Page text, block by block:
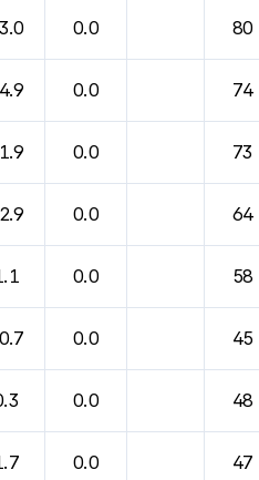
0.0 80
0.0 74
0.0 73
0.0 64
0.0 58
0.0 45
0.0 48
0.0 47